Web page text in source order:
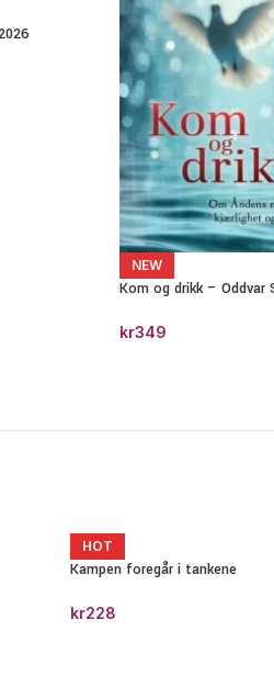
NEW
Kom og drikk – Oddvar
kr349
HOT
Kampen foregår i tankene
kr228